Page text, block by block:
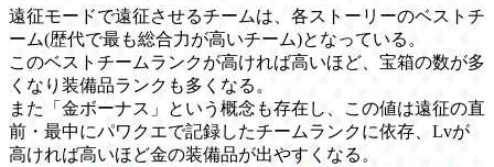
遠征モードで遠征させるチームは、各ストーリーのベストチ
ーム(歴代で最も総合力が高いチーム)となっている。
このベストチームランクが高ければ高いほど、宝箱の数が多
くなり装備品ランクも多くなる。
また「金ボーナス」という概念も存在し、この値は遠征の直
前・最中にパワクエで記録したチームランクに依存、Lvが
高ければ高いほど金の装備品が出やすくなる。